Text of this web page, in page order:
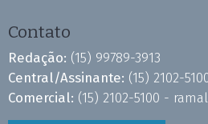
Contato
Redação: (15) 99789-3913
Central/Assinante: (15) 2102-
Comercial: (15) 2102-5100 -